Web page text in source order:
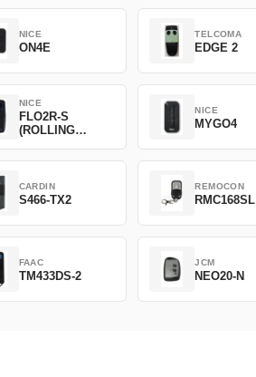
NICE
ON4E
TELCOMA
EDGE 2
NICE
FLO2R-S
(ROLLING
NICE
MYGO4
CARDIN
S466-TX2
REMOCON
RMC168SL
FAAC
TM433DS-2
JCM
NEO20-N